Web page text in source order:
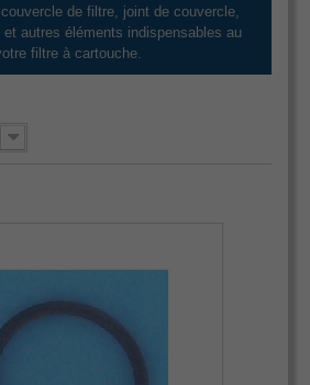
de filtre, joint de couvercle,
et autres éléments indispensables au
filtre à cartouche.